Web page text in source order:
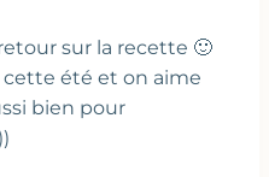
sur la recette 🙂
cette été et on aime
bien pour